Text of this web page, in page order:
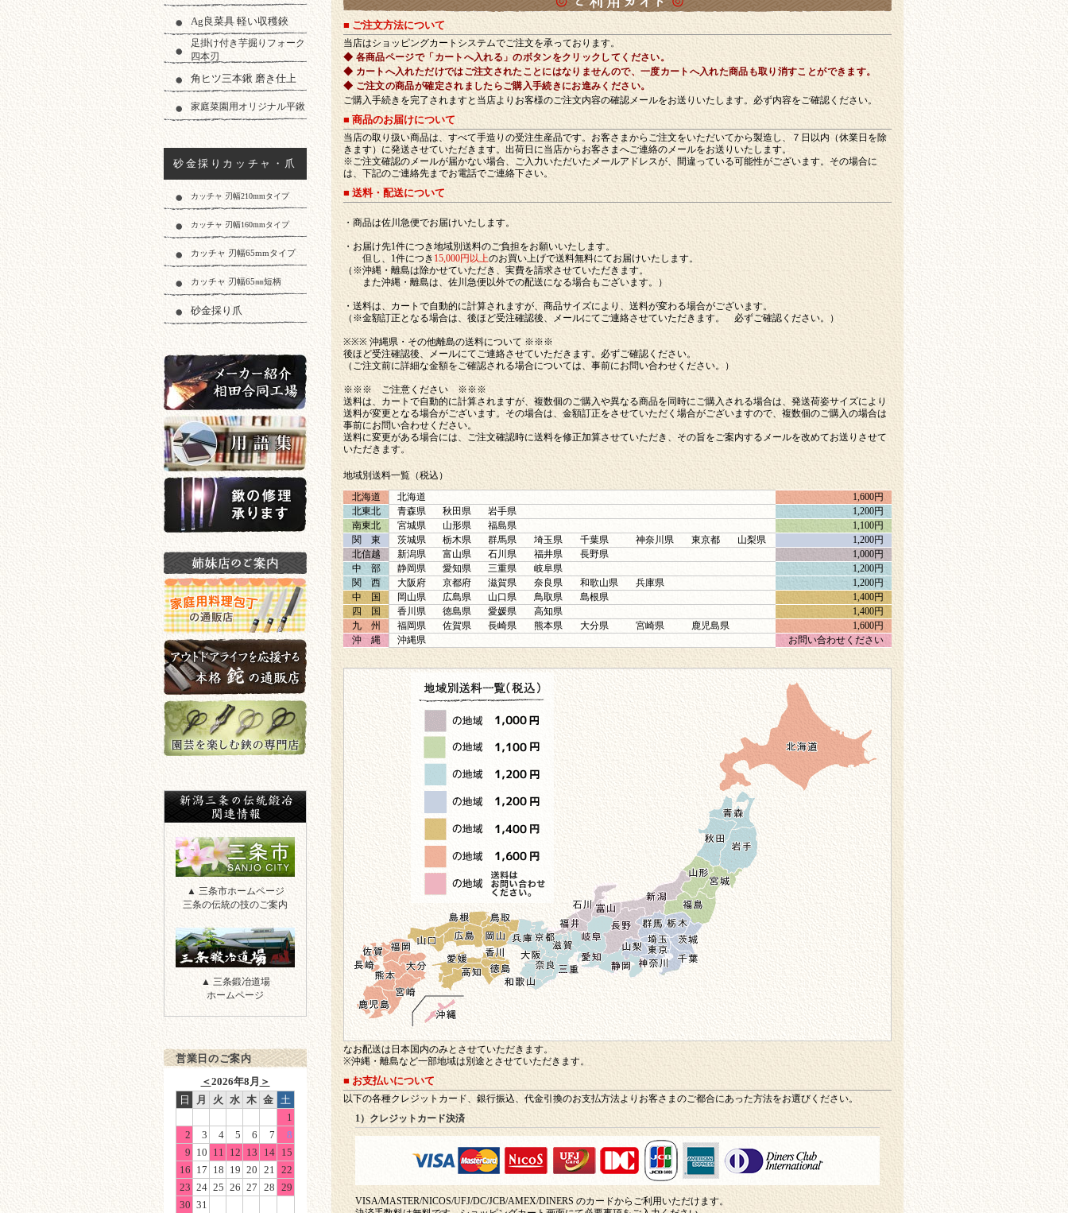
Ag良菜具 軽い収穫鋏
足掛け付き芋掘りフォーク
四本刃
角ヒツ三本鍬 磨き仕上
家庭菜園用オリジナル平鍬
砂金採りカッチャ・爪
カッチャ 刃幅210mmタイプ
カッチャ 刃幅160mmタイプ
カッチャ 刃幅65mmタイプ
カッチャ 刃幅65㎜短柄
砂金採り爪
メーカー紹介相田合同工場
用語集
姉妹店のご案内
家庭用料理包丁の通販店
アウトドアライフを応援する
本格鉈の通販店
園芸を楽しむ鋏の専門店
新潟三条の伝統鍛冶関連情報
三条市
▲ 三条市ホームページ
三条の伝統の技のご案内
▲ 三条鍛冶道場
ホームページ
営業日のご案内
＜2026年8月 ＞
日
月 火 水 木 金
土
1
2
3 4 5 6 7
8
9 10 11 12 13 14 15
16 17 18 19 20 21
22
23 24 25 26 27 28 29
30 31
ご利用ガイド
■ ご注文方法について
当店はショッピングカートシステムでご注文を承っております。
◆ 各商品ページで「カートへ入れる」のボタンをクリックしてください。
◆ カートへ入れただけではご注文されたことにはなりませんので、一度カートへ入れた商品も取り消すことができます。
◆ ご注文の商品が確定されましたらご購入手続きにお進みください。
ご購入手続きを完了されますと当店よりお客様のご注文内容の確認メールをお送りいたします。必ず内容をご確認ください。
■ 商品のお届けについて
当店の取り扱い商品は、すべて手造りの受注生産品です。お客さまからご注文をいただいてから製造し、７日以内（休業日を除
きます）に発送させていただきます。出荷日に当店からお客さまへご連絡のメールをお送りいたします。
※ご注文確認のメールが届かない場合、ご入力いただいたメールアドレスが、間違っている可能性がございます。その場合に
は、下記のご連絡先までお電話でご連絡下さい。
■ 送料・配送について
・商品は佐川急便でお届けいたします。
・お届け先1件につき地域別送料のご負担をお願いいたします。
但し、1件につき 15,000円以上のお買い上げで送料無料にてお届けいたします。
（※沖縄・離島は除かせていただき、実費を請求させていただきます。
また沖縄・離島は、佐川急便以外での配送になる場合もございます。）
・送料は、カートで自動的に計算されますが、商品サイズにより、送料が変わる場合がございます。
（※金額訂正となる場合は、後ほど受注確認後、メールにてご連絡させていただきます。 必ずご確認ください。）
※※※ 沖縄県・その他離島の送料について ※※※
後ほど受注確認後、メールにてご連絡させていただきます。必ずご確認ください。
（ご注文前に詳細な金額をご確認される場合については、事前にお問い合わせください。）
※※※ ご注意ください ※※※
送料は、カートで自動的に計算されますが、複数個のご購入や異なる商品を同時にご購入される場合は、発送荷姿サイズにより
送料が変更となる場合がございます。その場合は、金額訂正をさせていただく場合がございますので、複数個のご購入の場合は
事前にお問い合わせください。
送料に変更がある場合には、ご注文確認時に送料を修正加算させていただき、その旨をご案内するメールを改めてお送りさせて
いただきます。
地域別送料一覧（税込）
北海道 北海道
1,600円
北東北
青森県 秋田県 岩手県
1,200円
南東北
宮城県 山形県 福島県
1,100円
関 東
茨城県 栃木県 群馬県 埼玉県 千葉県 神奈川県 東京都 山梨県
1,200円
北信越
新潟県 富山県 石川県 福井県 長野県
1,000円
中 部
静岡県 愛知県 三重県 岐阜県
1,200円
関 西
大阪府 京都府 滋賀県 奈良県 和歌山県 兵庫県
1,200円
中 国
岡山県 広島県 山口県 鳥取県 島根県
1,400円
四 国
香川県 徳島県 愛媛県 高知県
1,400円
九 州
福岡県 佐賀県 長崎県 熊本県 大分県 宮崎県 鹿児島県
1,600円
沖 縄
沖縄県 お問い合わせください
なお配送は日本国内のみとさせていただきます。
※沖縄・離島など一部地域は別途とさせていただきます。
■ お支払いについて
以下の各種クレジットカード、銀行振込、代金引換のお支払方法よりお客さまのご都合にあった方法をお選びください。
1）クレジットカード決済
VISA/MASTER/NICOS/UFJ/DC/JCB/AMEX/DINERS のカードからご利用いただけます。